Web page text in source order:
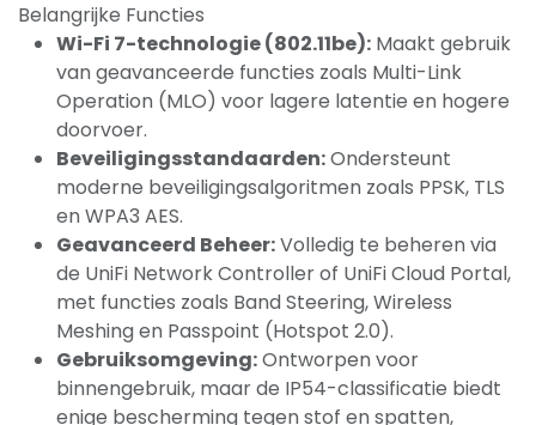
Belangrijke Functies
Wi-Fi 7-technologie (802.11be): Maakt gebruik
van geavanceerde functies zoals Multi-Link
Operation (MLO) voor lagere latentie en hogere
doorvoer.
Beveiligingsstandaarden:Ondersteunt
moderne beveiligingsalgoritmen zoals PPSK, TLS
en WPA3 AES.
Geavanceerd Beheer:Volledig te beheren via
de UniFi Network Controller of UniFi Cloud Portal,
met functies zoals Band Steering, Wireless
Meshing en Passpoint (Hotspot 2.0).
Gebruiksomgeving:Ontworpen voor
binnengebruik, maar de IP54-classificatie biedt
enige bescherming tegen stof en spatten,